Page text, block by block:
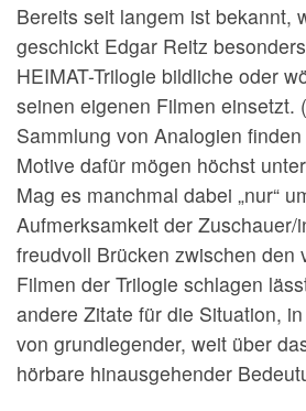
Bereits seit langem ist bekannt,
geschickt Edgar Reitz
HEIMAT-Trilogie bildliche oder
seinen eigenen Filmen einsetzt.
Sammlung von Analogien finden
Motive dafür mögen höchst
Mag es manchmal dabei „nur“
Aufmerksamkeit der Zuschauer/
freudvoll Brücken zwischen den
Filmen der Trilogie schlagen
andere Zitate für die Situation,
von grundlegender, weit über
hörbare hinausgehender